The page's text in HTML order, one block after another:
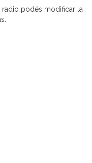
radio podés modificar la